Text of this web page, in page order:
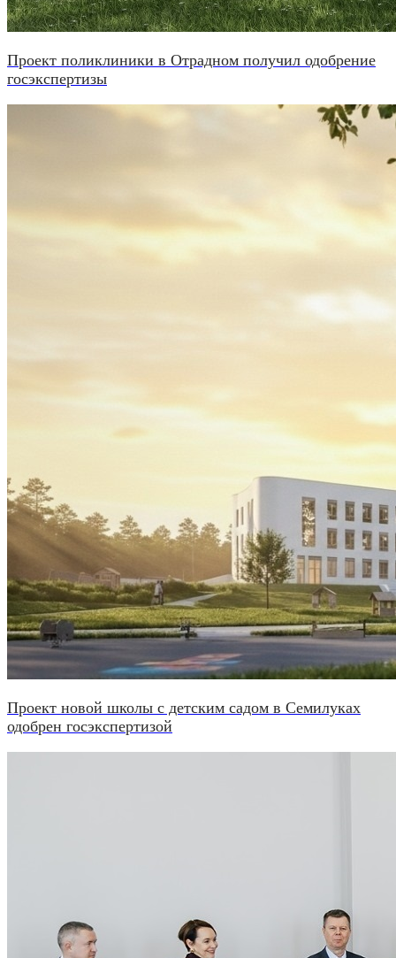
Проект поликлиники в Отрадном получил одобрение
госэкспертизы
Проект новой школы с детским садом в Семилуках
одобрен госэкспертизой